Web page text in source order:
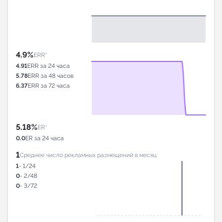
4.9%ERR*
4.91ERR за 24 часа
5.78ERR за 48 часов
6.37ERR за 72 часа
5.18%ER*
0.0ER за 24 часа
1Среднее число рекламных размещений в месяц
1- 1/24
0- 2/48
0- 3/72